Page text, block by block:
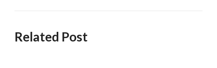
Related Post